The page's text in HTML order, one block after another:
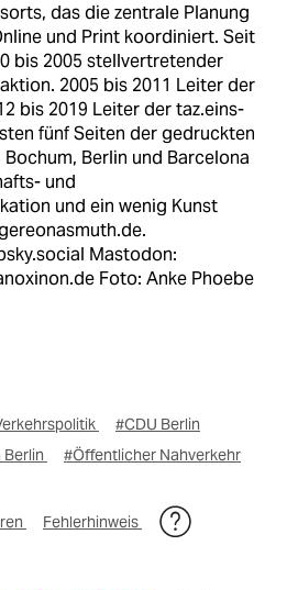
das die zentrale Planung
und Print koordiniert. Seit
bis 2005 stellvertretender
2005 bis 2011 Leiter der
bis 2019 Leiter der taz.eins-
fünf Seiten der gedruckten
Berlin und Barcelona
und
und ein wenig Kunst
Mastodon:
Foto: Anke Phoebe
#CDU Berlin
#Öffentlicher Nahverkehr
Fehlerhinweis